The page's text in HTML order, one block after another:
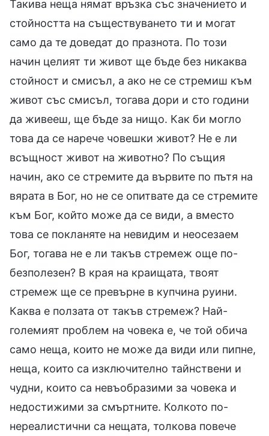
Такива неща нямат връзка със значението и
стойността на съществуването ти и могат
само да те доведат до празнота. По този
начин целият ти живот ще бъде без никаква
стойност и смисъл, а ако не се стремиш към
живот със смисъл, тогава дори и сто години
да живееш, ще бъде за нищо. Как би могло
това да се нарече човешки живот? Не е ли
всъщност живот на животно? По същия
начин, ако се стремите да вървите по пътя на
вярата в Бог, но не се опитвате да се стремите
към Бог, който може да се види, а вместо
това се покланяте на невидим и неосезаем
Бог, тогава не е ли такъв стремеж още по-
безполезен? В края на краищата, твоят
стремеж ще се превърне в купчина руини.
Каква е ползата от такъв стремеж? Най-
големият проблем на човека е, че той обича
само неща, които не може да види или пипне,
неща, които са изключително тайнствени и
чудни, които са невъобразими за човека и
недостижими за смъртните. Колкото по-
нереалистични са нещата, толкова повече